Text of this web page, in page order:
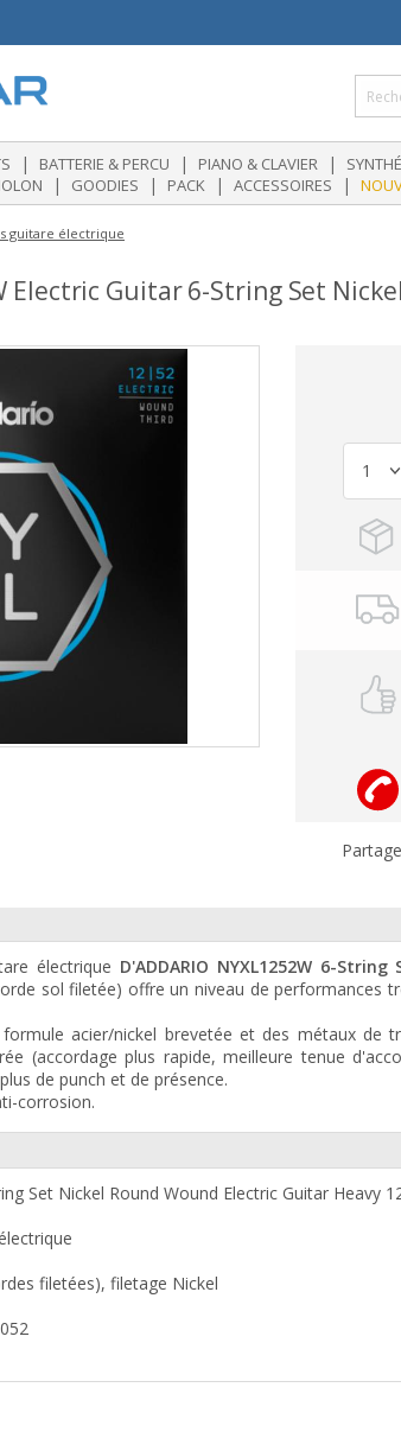
| BATTERIE & PERCU | PIANO & CLAVIER |
| GOODIES | PACK | ACCESSOIRES |
guitare électrique
Electric Guitar 6-String Set
électrique D'ADDARIO NYXL1252W 6-
sol filetée) offre un niveau de performances
acier/nickel brevetée et des métaux de
(accordage plus rapide, meilleure tenue
de punch et de présence.
corrosion.
Set Nickel Round Wound Electric Guitar Heavy
filetées), filetage Nickel